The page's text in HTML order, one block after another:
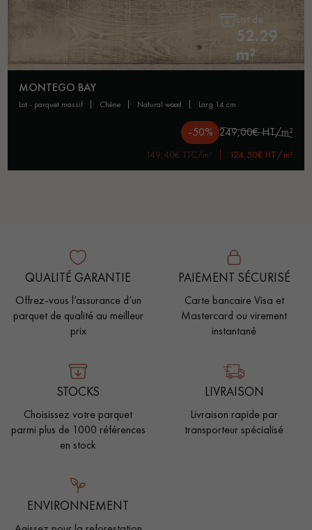
Lot de
52.29
m²
MONTEGO BAY
lot - parquet massif chêne natural wood larg 14 cm
-50% 249,00€ HT/m²
149,40€ TTC/m² 124,50€ HT/m²
QUALITÉ GARANTIE
Offrez-vous l’assurance d’un
parquet de qualité au meilleur
prix
PAIEMENT SÉCURISÉ
Carte bancaire Visa et
Mastercard ou virement
instantané
STOCKS
Choisissez votre parquet
parmi plus de 1000 références
en stock
LIVRAISON
Livraison rapide par
transporteur spécialisé
ENVIRONNEMENT